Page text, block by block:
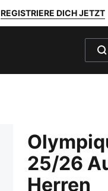
REGISTRIERE DICH JETZT
25/26
Herren